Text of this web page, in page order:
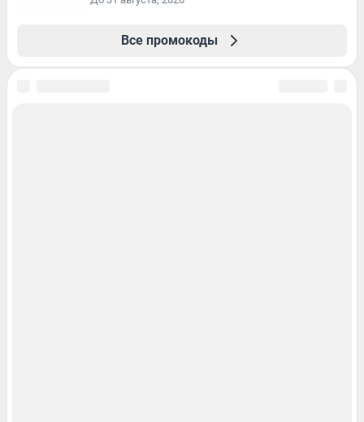
Все промокоды